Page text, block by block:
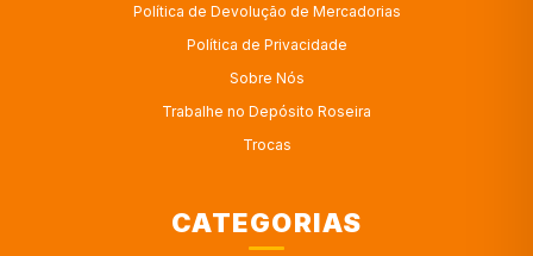
Política de Devolução de Mercadorias
Política de Privacidade
Sobre Nós
Trabalhe no Depósito Roseira
Trocas
CATEGORIAS